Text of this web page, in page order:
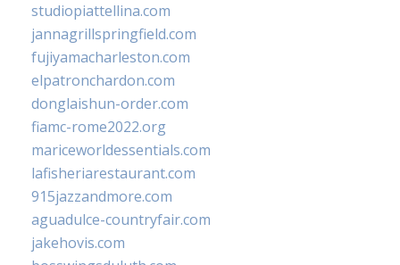
studiopiattellina.com
jannagrillspringfield.com
fujiyamacharleston.com
elpatronchardon.com
donglaishun-order.com
fiamc-rome2022.org
mariceworldessentials.com
lafisheriarestaurant.com
915jazzandmore.com
aguadulce-countryfair.com
jakehovis.com